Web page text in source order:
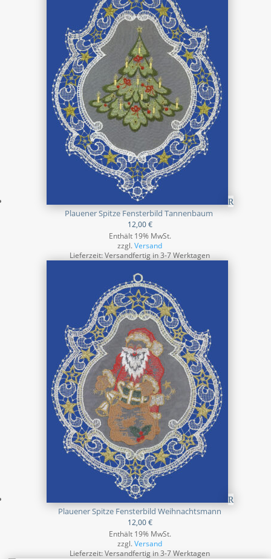
Plauener Spitze Fensterbild Tannenbaum
12,00€
Enthält 19% MwSt.
zzgl.Versand
Lieferzeit: Versandfertig in 3-7 Werktagen
Plauener Spitze Fensterbild Weihnachtsmann
12,00€
Enthält 19% MwSt.
zzgl.Versand
Lieferzeit: Versandfertig in 3-7 Werktagen